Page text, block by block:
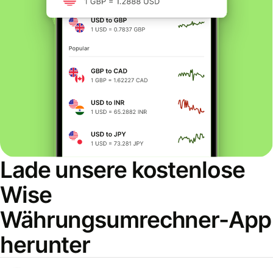
Lade unsere kostenlose
Wise
Währungsumrechner-App
herunter